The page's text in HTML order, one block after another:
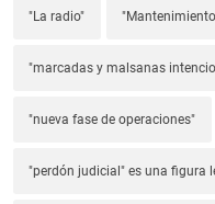
"La radio"
"marcadas y malsanas
"nueva fase de operaciones"
"perdón judicial" es una figura